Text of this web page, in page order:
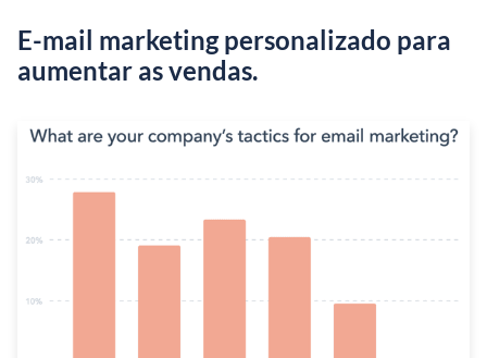
E-mail marketing personalizado para
aumentar as vendas.